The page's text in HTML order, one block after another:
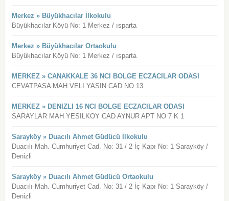
Merkez » Büyükhacılar İlkokulu
Büyükhacılar Köyü No: 1 Merkez / ısparta
Merkez » Büyükhacılar Ortaokulu
Büyükhacılar Köyü No: 1 Merkez / ısparta
MERKEZ » CANAKKALE 36 NCI BOLGE ECZACILAR ODASI
CEVATPASA MAH VELI YASIN CAD NO 13
MERKEZ » DENIZLI 16 NCI BOLGE ECZACILAR ODASI
SARAYLAR MAH YESILKOY CAD AYNUR APT NO 7 K 1
Sarayköy » Duacılı Ahmet Güdücü İlkokulu
Duacılı Mah. Cumhuriyet Cad. No: 31 / 2 İç Kapı No: 1 Sarayköy /
Denizli
Sarayköy » Duacılı Ahmet Güdücü Ortaokulu
Duacılı Mah. Cumhuriyet Cad. No: 31 / 2 İç Kapı No: 1 Sarayköy /
Denizli